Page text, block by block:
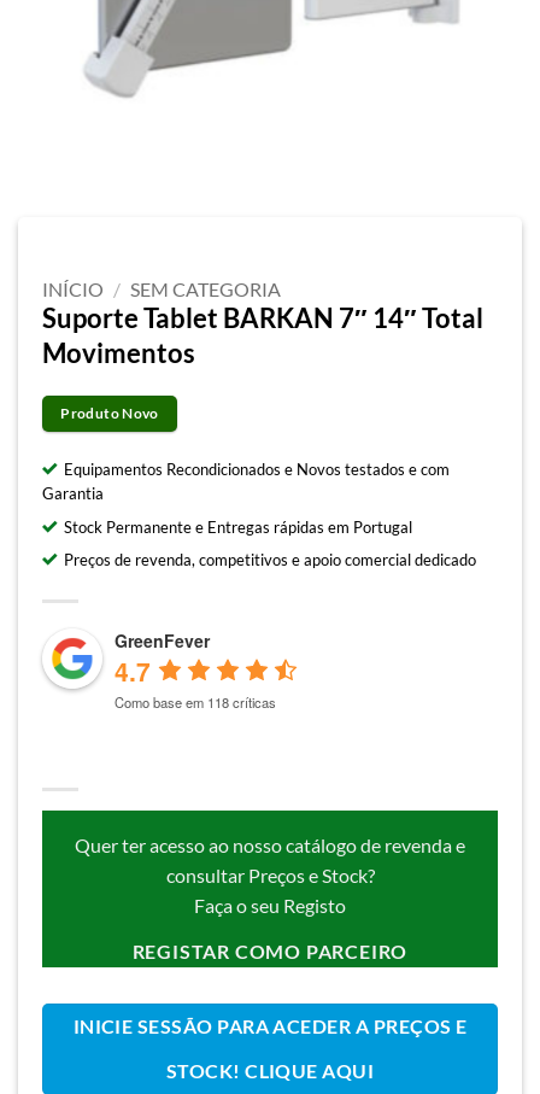
INÍCIO / SEM CATEGORIA
Suporte Tablet BARKAN 7″ 14″ Total
Movimentos
Produto Novo
Equipamentos Recondicionados e Novos testados e com
Garantia
Stock Permanente e Entregas rápidas em Portugal
Preços de revenda, competitivos e apoio comercial dedicado
GreenFever
4.7
Como base em 118 críticas
Quer ter acesso ao nosso catálogo de revenda e
consultar Preços e Stock?
Faça o seu Registo
REGISTAR COMO PARCEIRO
INICIE SESSÃO PARA ACEDER A PREÇOS E
STOCK! CLIQUE AQUI